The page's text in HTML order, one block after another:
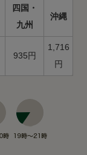
四国・
九州
沖縄
935円
1,716
円